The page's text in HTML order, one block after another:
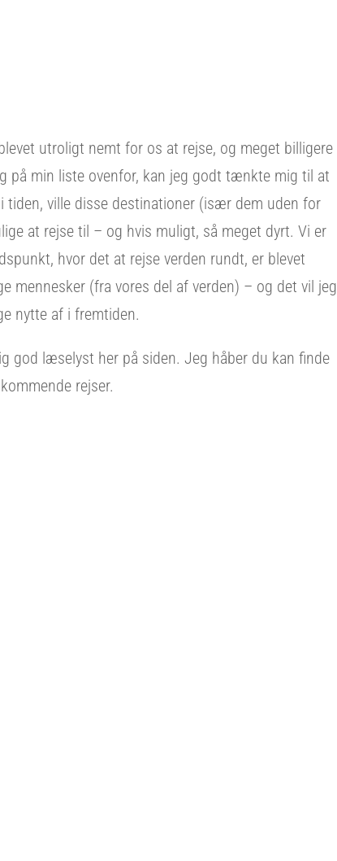
utroligt nemt for os at rejse, og meget billigere
på min liste ovenfor, kan jeg godt tænkte mig til at
tiden, ville disse destinationer (især dem uden for
at rejse til – og hvis muligt, så meget dyrt. Vi er
hvor det at rejse verden rundt, er blevet
mennesker (fra vores del af verden) – og det vil jeg
nytte af i fremtiden.
god læselyst her på siden. Jeg håber du kan finde
rejser.